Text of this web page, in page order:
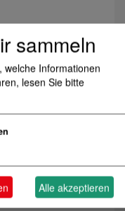
sammeln
welche Informationen
lesen Sie bitte
Alle akzeptieren